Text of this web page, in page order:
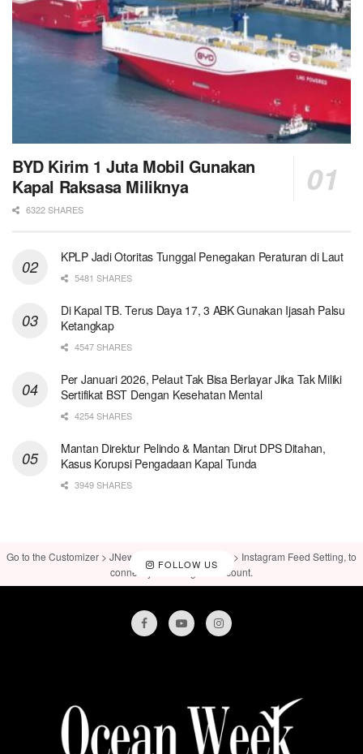
BYD Kirim 1 Juta Mobil Gunakan
Kapal Raksasa Miliknya
6322 SHARES
KPLP Jadi Otoritas Tunggal Penegakan Peraturan di Laut
5481 SHARES
Di Kapal TB. Terus Daya 17, 3 ABK Gunakan Ijasah Palsu
Ketangkap
4547 SHARES
Per Januari 2026, Pelaut Tak Bisa Berlayar Jika Tak Miliki
Sertifikat BST Dengan Kesehatan Mental
4254 SHARES
Mantan Direktur Pelindo & Mantan Dirut DPS Ditahan,
Kasus Korupsi Pengadaan Kapal Tunda
3949 SHARES
FOLLOW US
Go to the Customizer > JNews : Social, Like & View > Instagram Feed Setting, to
connect your Instagram account.